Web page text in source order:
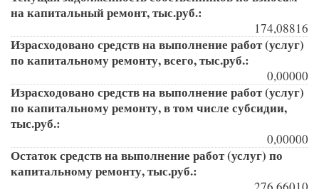
на капитальный ремонт, тыс.руб.:
174,08816
Израсходовано средств на выполнение работ (услуг)
по капитальному ремонту, всего, тыс.руб.:
0,00000
Израсходовано средств на выполнение работ (услуг)
по капитальному ремонту, в том числе субсидии,
тыс.руб.:
0,00000
Остаток средств на выполнение работ (услуг) по
капитальному ремонту, тыс.руб.: